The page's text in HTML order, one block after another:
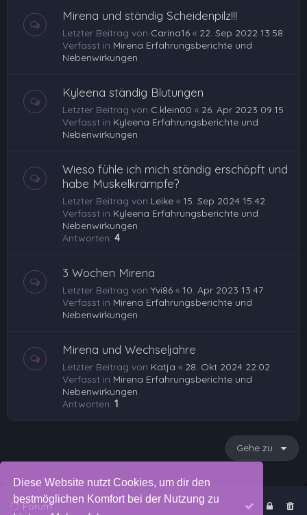
Diese Website nutzt Cookies, um dir den
bestmöglichen Komfort bei der Nutzung zu
Mirena und ständig Scheidenpilz!!!
Letzter Beitrag von Carina16 « 22. Sep 2022 13:58
Verfasst in Mirena Erfahrungsberichte und
Nebenwirkungen
Kyleena ständig Blutungen
Letzter Beitrag von C.klein00 « 26. Apr 2023 09:15
Verfasst in Kyleena Erfahrungsberichte und
Nebenwirkungen
Wieso fühle ich mich ständig erschöpft und
habe Muskelkrämpfe?
Letzter Beitrag von Leike « 15. Sep 2024 15:42
Verfasst in Kyleena Erfahrungsberichte und
Nebenwirkungen
Antworten: 4
3 Wochen Mirena
Letzter Beitrag von Yvi86 « 10. Apr 2023 13:47
Verfasst in Mirena Erfahrungsberichte und
Nebenwirkungen
Mirena und Wechseljahre
Letzter Beitrag von Katja « 28. Okt 2024 22:02
Verfasst in Mirena Erfahrungsberichte und
Nebenwirkungen
Antworten: 1
Gehe zu
Forum